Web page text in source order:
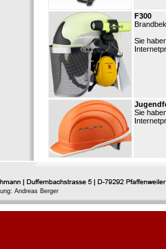
F300
Sie
Sie
Andreas Berger